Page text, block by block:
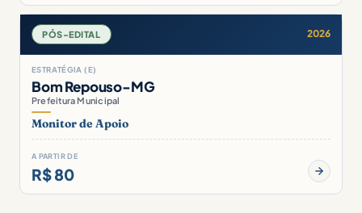
PÓS-EDITAL 2026
ESTRATÉGIA (E)
Bom Repouso-MG
Prefeitura Municipal
Monitor de Apoio
A PARTIR DE
R$ 80